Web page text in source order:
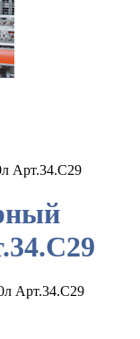
Арт.34.C29